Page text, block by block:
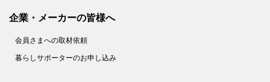
企業・メーカーの皆様へ
会員さまへの取材依頼
暮らしサポーターのお申し込み